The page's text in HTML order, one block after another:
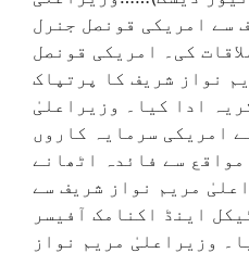
سے امریکی قونصل جنرل
کی۔ امریکی قونصل
نواز شریف کا پرتپاک
ادا کیا۔ وزیراعلیٰ
امریکی سرمایہ کاروں
سے فائدہ اٹھانے
مریم نواز شریف سے
اینڈ اکنامک آفیسر
وزیراعلیٰ مریم نواز